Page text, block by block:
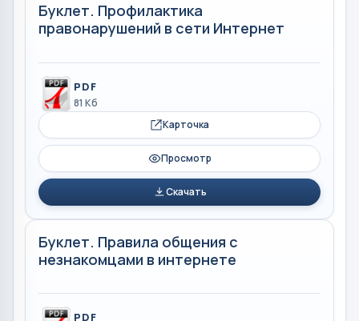
Буклет. Профилактика
правонарушений в сети Интернет
PDF
81 Кб
Карточка
Просмотр
Скачать
Буклет. Правила общения с
незнакомцами в интернете
PDF